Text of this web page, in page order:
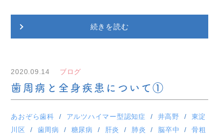
続きを読む
2020.09.14 ブログ
歯周病と全身疾患について①
あおぞら歯科 アルツハイマー型認知症 井高野
東淀
川区
歯周病 糖尿病 肝炎 肺炎 脳卒中
骨粗